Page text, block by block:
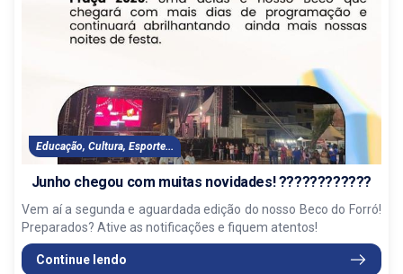
Educação, Cultura, Esporte...
Junho chegou com muitas novidades! ????????????
Vem aí a segunda e aguardada edição do nosso Beco do Forró!
Preparados? Ative as notificações e fiquem atentos!
Continue lendo